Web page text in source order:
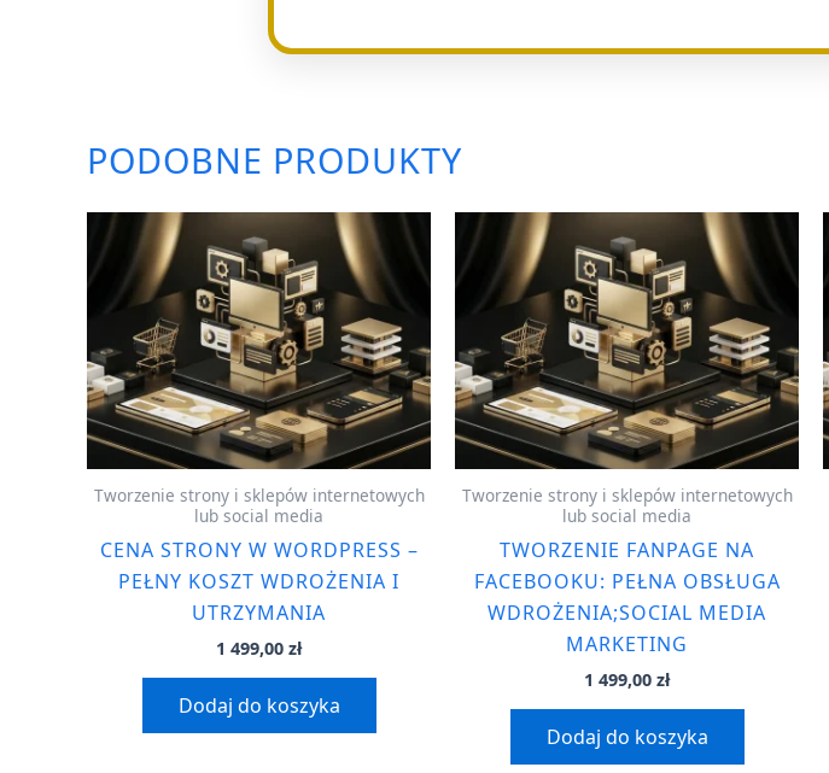
PODOBNE PRODUKTY
Tworzenie strony i sklepów internetowych
lub social media
CENA STRONY W WORDPRESS –
PEŁNY KOSZT WDROŻENIA I
UTRZYMANIA
1 499,00 zł
Dodaj do koszyka
Tworzenie strony i sklepów internetowych
lub social media
TWORZENIE FANPAGE NA
FACEBOOKU: PEŁNA OBSŁUGA
WDROŻENIA;SOCIAL MEDIA
MARKETING
1 499,00 zł
Dodaj do koszyka